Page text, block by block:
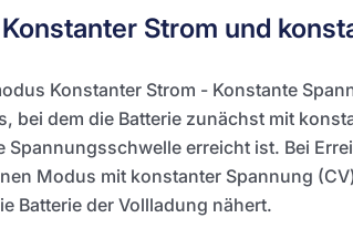
Strom und
Konstanter Strom - Konstante
bei dem die Batterie zunächst mit
Spannungsschwelle erreicht ist. Bei
Modus mit konstanter Spannung
Batterie der Vollladung nähert.